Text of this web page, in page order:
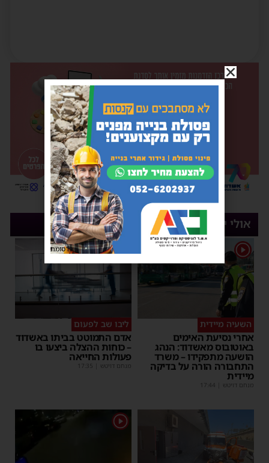
אולי יעניין אותך
1
השעיה מיידית
אחרי נסיעת האימים
באוטובוס מאשדוד: הנהג
הושעה מתפקידו – משרד
התחבורה הורה על בדיקה
מיידית
מנחם דויטש 17:44
ליבו שב לפעום
אדם התמוטט בביתו באשדוד
– כוחות ההצלה ביצעו בו
פעולות החייאה
מנחם דויטש 17:35
1
פרסומת